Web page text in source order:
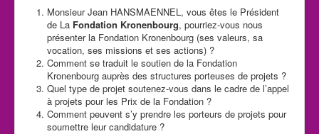
Monsieur Jean HANSMAENNEL, vous êtes le Président
de La Fondation Kronenbourg, pourriez-vous nous
présenter la Fondation Kronenbourg (ses valeurs, sa
vocation, ses missions et ses actions) ?
Comment se traduit le soutien de la Fondation
Kronenbourg auprès des structures porteuses de projets ?
Quel type de projet soutenez-vous dans le cadre de l’appel
à projets pour les Prix de la Fondation ?
Comment peuvent s’y prendre les porteurs de projets pour
soumettre leur candidature ?